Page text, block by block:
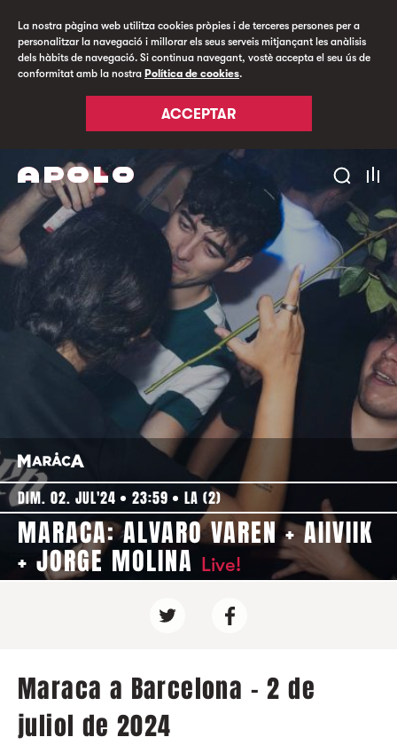
La nostra pàgina web utilitza cookies pròpies i de terceres persones per a
personalitzar la navegació i millorar els seus serveis mitjançant les anàlisis
dels hàbits de navegació. Si continua navegant, vostè accepta el seu ús de
conformitat amb la nostra Política de cookies.
ACCEPTAR
DIM. 02. JUL'24 23:59 LA (2)
MARACA: ALVARO VAREN + AIIVIIK
+ JORGE MOLINA Live!
Maraca a Barcelona - 2 de
juliol de 2024